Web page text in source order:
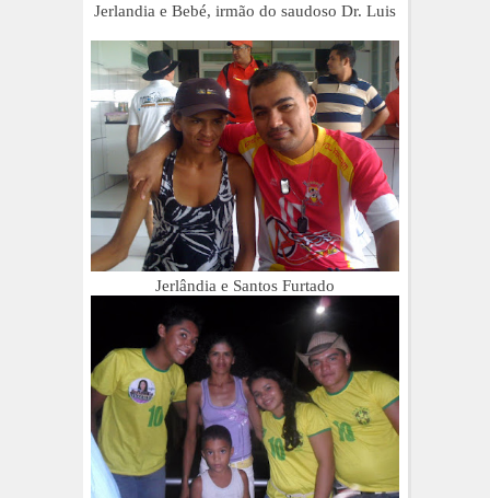
Jerlandia e Bebé, irmão do saudoso Dr. Luis
Jerlândia e Santos Furtado